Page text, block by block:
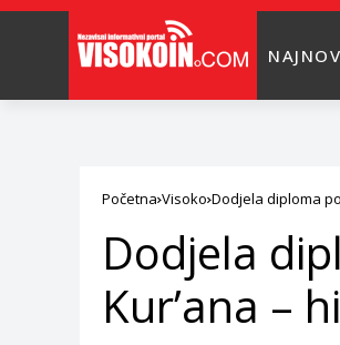
Početna Visoko Dodjela diploma
Dodjela
Kur’ana –